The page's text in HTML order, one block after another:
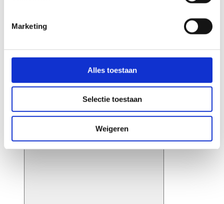
Marketing
Alles toestaan
Selectie toestaan
Weigeren